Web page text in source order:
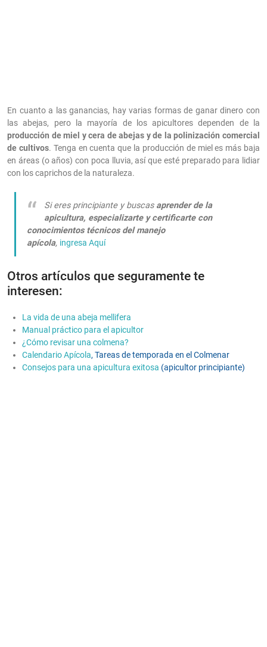
En cuanto a las ganancias, hay varias formas de ganar dinero con
las abejas, pero la mayoría de los apicultores dependen de la
producción de miel y cera de abejas y de la polinización comercial
de cultivos. Tenga en cuenta que la producción de miel es más baja
en áreas (o años) con poca lluvia, así que esté preparado para lidiar
con los caprichos de la naturaleza.
Si eres principiante y buscas aprender de la
apicultura, especializarte y certificarte con
conocimientos técnicos del manejo
apícola, ingresa Aquí
Otros artículos que seguramente te
interesen:
La vida de una abeja mellifera
Manual práctico para el apicultor
¿Cómo revisar una colmena?
Calendario Apícola, Tareas de temporada en el Colmenar
Consejos para una apicultura exitosa (apicultor principiante)